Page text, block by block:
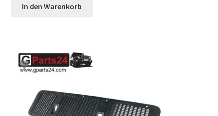
In den Warenkorb